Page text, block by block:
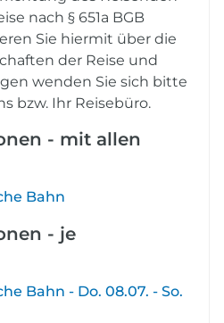
nach § 651a BGB
Sie hiermit über die
der Reise und
wenden Sie sich bitte
bzw. Ihr Reisebüro.
- mit allen
Bahn
- je
Bahn - Do. 08.07. - So.